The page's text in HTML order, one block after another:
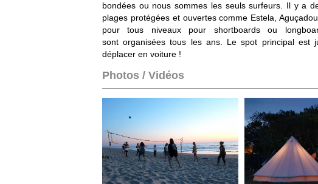
bondées ou nous sommes les seuls surfeurs. Il y a
plages protégées et ouvertes comme Estela,
pour tous niveaux pour shortboards ou
sont organisées tous les ans. Le spot principal
déplacer en voiture !
Photos / Vidéos